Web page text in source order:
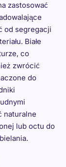
zastosować
od segregacji
Białe
co
zwrócić
do
naturalne
lub octu do